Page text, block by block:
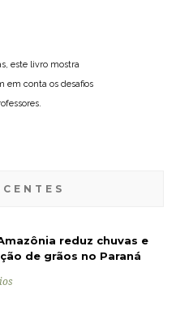
este livro mostra
em conta os desafios
reduz chuvas e
de grãos no Paraná